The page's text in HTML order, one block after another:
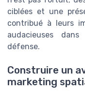
ciblées et une
contribué à leurs
audacieuses
défense.
Construire un
marketing